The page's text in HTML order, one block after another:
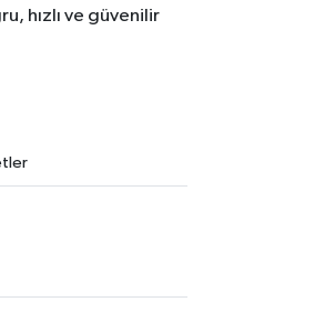
hızlı ve güvenilir